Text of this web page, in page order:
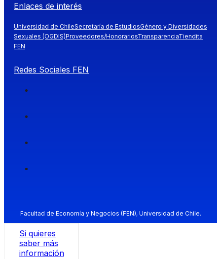
Enlaces de interés
Universidad de ChileSecretaría de EstudiosGénero y Diversidades
Sexuales (OGDIS)Proveedores/HonorariosTransparenciaTiendita
FEN
Redes Sociales FEN
Facultad de Economía y Negocios (FEN), Universidad de Chile.
Si quieres
saber más
información